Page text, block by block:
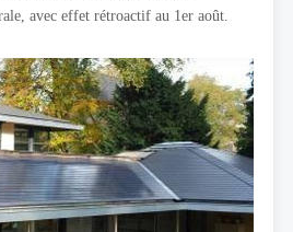
avec effet rétroactif au 1er août.